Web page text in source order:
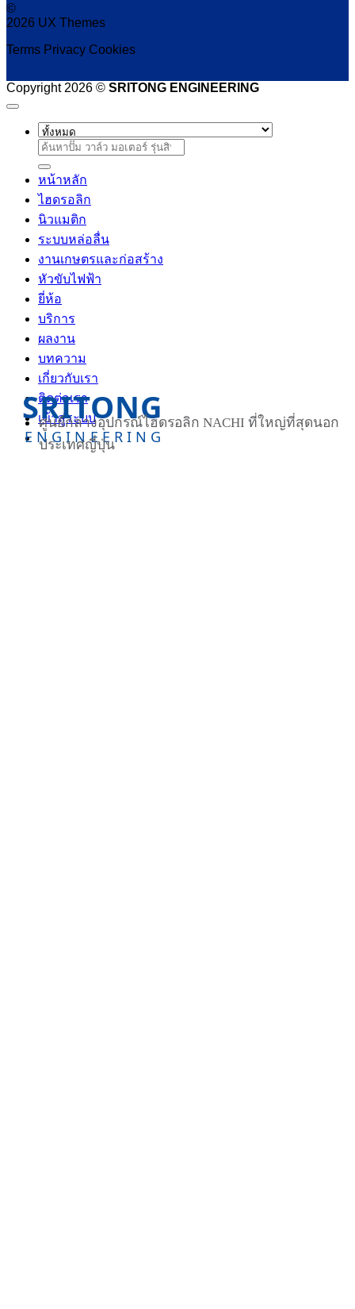
©
2026 UX Themes
Terms Privacy Cookies
Copyright 2026 © SRITONG ENGINEERING
ค้นหา:
หน้าหลัก
ไฮดรอลิก
นิวแมติก
ระบบหล่อลื่น
งานเกษตรและก่อสร้าง
หัวขับไฟฟ้า
ยี่ห้อ
บริการ
ผลงาน
บทความ
เกี่ยวกับเรา
ติดต่อเรา
เข้าสู่ระบบ
ENGINEERING
SRITONG
ศูนย์กลางอุปกรณ์ไฮดรอลิก NACHI ที่ใหญ่ที่สุดนอก
ประเทศญี่ปุ่น